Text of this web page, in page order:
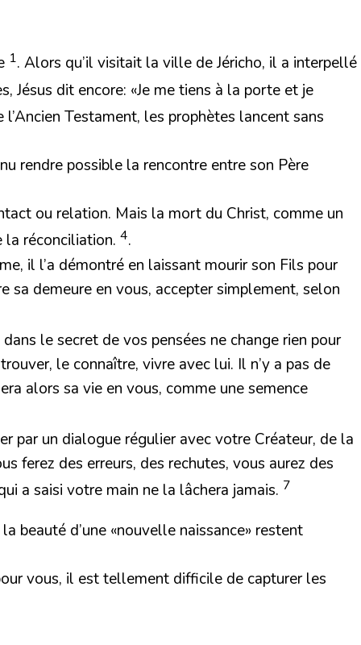
1. Alors qu’il visitait la ville de Jéricho, il a interpellé
Jésus dit encore: «Je me tiens à la porte et je
l’Ancien Testament, les prophètes lancent sans
rendre possible la rencontre entre son Père
ou relation. Mais la mort du Christ, comme un
la réconciliation. 4.
il l’a démontré en laissant mourir son Fils pour
sa demeure en vous, accepter simplement, selon
le secret de vos pensées ne change rien pour
le connaître, vivre avec lui. Il n’y a pas de
alors sa vie en vous, comme une semence
par un dialogue régulier avec votre Créateur, de la
ferez des erreurs, des rechutes, vous aurez des
a saisi votre main ne la lâchera jamais. 7
beauté d’une «nouvelle naissance» restent
vous, il est tellement difficile de capturer les